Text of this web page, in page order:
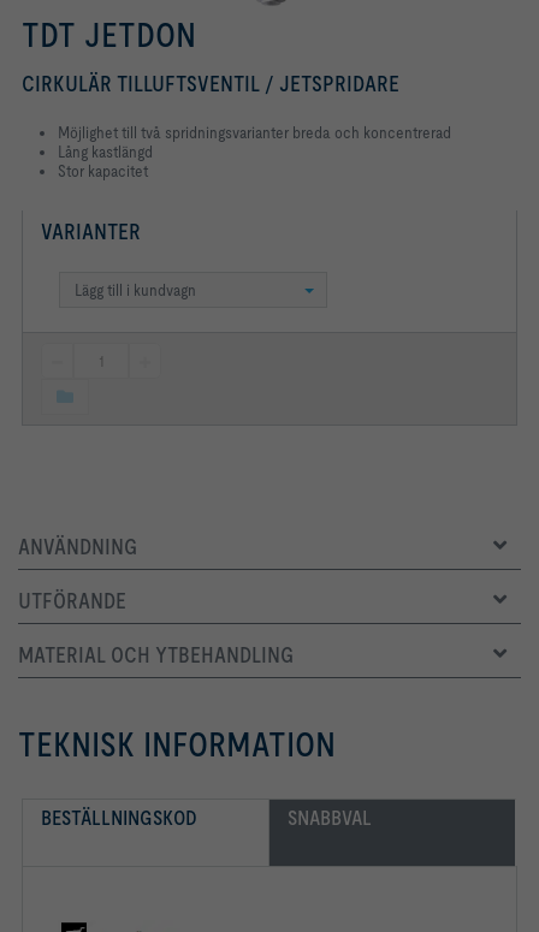
TDT JETDON
CIRKULÄR TILLUFTSVENTIL / JETSPRIDARE
Möjlighet till två spridningsvarianter breda och koncentrerad
Lång kastlängd
Stor kapacitet
VARIANTER
Lägg till i kundvagn
ANVÄNDNING
UTFÖRANDE
MATERIAL OCH YTBEHANDLING
TEKNISK INFORMATION
BESTÄLLNINGSKOD SNABBVAL